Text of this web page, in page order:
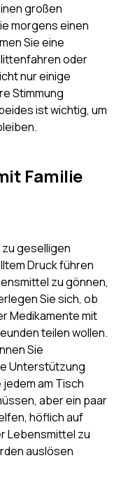
großen
morgens einen
Sie eine
oder
nur einige
Stimmung
ist wichtig, um
Familie
geselligen
Druck führen
zu gönnen,
Sie sich, ob
Medikamente mit
teilen wollen.
Sie
Unterstützung
am Tisch
aber ein paar
höflich auf
Lebensmittel zu
auslösen